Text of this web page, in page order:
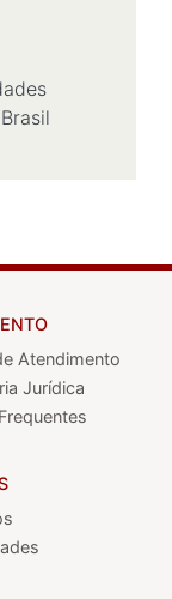
Atendimento
Jurídica